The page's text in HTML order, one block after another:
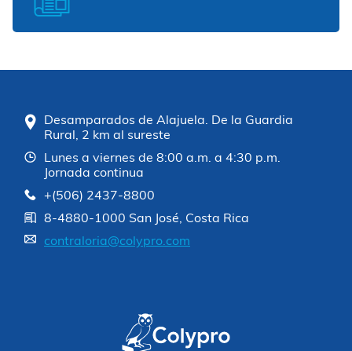
Desamparados de Alajuela. De la Guardia
Rural, 2 km al sureste
Lunes a viernes de 8:00 a.m. a 4:30 p.m.
Jornada continua
+(506) 2437-8800
8-4880-1000 San José, Costa Rica
contraloria@colypro.com